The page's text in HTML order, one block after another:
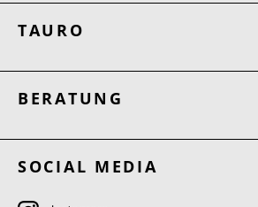
TAURO
BERATUNG
SOCIAL MEDIA